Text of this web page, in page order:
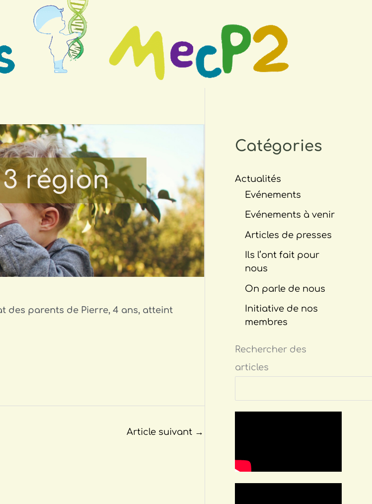
région
des parents de Pierre, 4 ans, atteint
Article suivant →
Catégories
Actualités
Evénements
Evénements à venir
Articles de presses
Ils l’ont fait pour
nous
On parle de nous
Initiative de nos
membres
Rechercher des
articles